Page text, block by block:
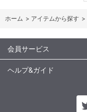
ホーム > アイテムから探す >
会員サービス
ヘルプ&ガイド